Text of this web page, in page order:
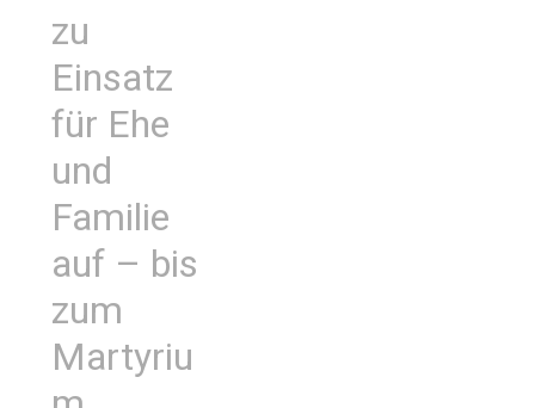
zu
Einsatz
für Ehe
und
Familie
auf – bis
zum
Martyriu